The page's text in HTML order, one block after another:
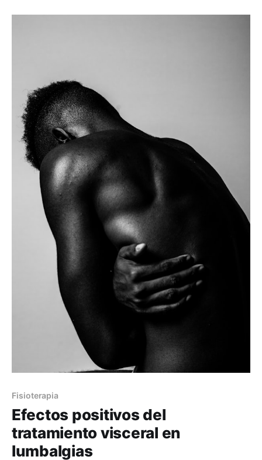
resultados. Recientemente se ha descubierto que su
Fisioterapia
Efectos positivos del
tratamiento visceral en
lumbalgias